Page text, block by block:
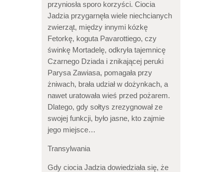
przyniosła sporo korzyści. Ciocia
Jadzia przygarnęła wiele niechcianych
zwierząt, między innymi kózkę
Fetorkę, koguta Pavarottiego, czy
świnkę Mortadelę, odkryła tajemnicę
Czarnego Dziada i znikającej peruki
Parysa Zawiasa, pomagała przy
żniwach, brała udział w dożynkach, a
nawet uratowała wieś przed pożarem.
Dlatego, gdy sołtys zrezygnował ze
swojej funkcji, było jasne, kto zajmie
jego miejsce…
Transylwania
Gdy ciocia Jadzia dowiedziała się, że